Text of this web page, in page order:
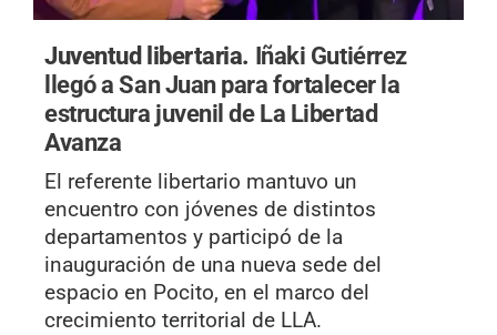
Juventud libertaria. Iñaki Gutiérrez
llegó a San Juan para fortalecer la
estructura juvenil de La Libertad
Avanza
El referente libertario mantuvo un
encuentro con jóvenes de distintos
departamentos y participó de la
inauguración de una nueva sede del
espacio en Pocito, en el marco del
crecimiento territorial de LLA.